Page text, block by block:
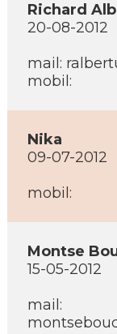
Richard
20-08-2012
mail:
mobil:
Nika
09-07-2012
mobil:
Montse
15-05-2012
mail: